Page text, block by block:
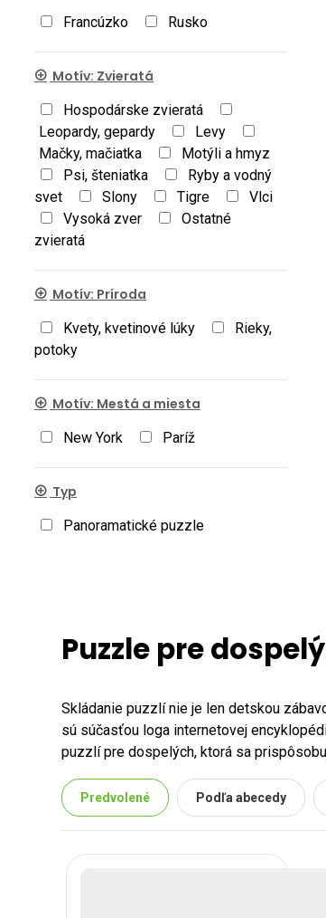
Francúzko Rusko
Motív: Zvieratá
Hospodárske zvieratá
Leopardy, gepardy
Levy
Mačky, mačiatka
Motýli a hmyz
Psi, šteniatka
Ryby a vodný
svet
Slony Tigre
Vlci
Vysoká zver
Ostatné
zvieratá
Motív: Príroda
Kvety, kvetinové lúky
Rieky,
potoky
Motív: Mestá a miesta
New York Paríž
Typ
Panoramatické puzzle
Puzzle pre
Skládanie puzzlí nie je len detskou
sú súčasťou loga internetovej
puzzlí pre dospelých, ktorá sa
Ako vybrať puzzle pre
ženy. Je tiež nevyhnutné zohľadniť
Predvolené Podľa abecedy